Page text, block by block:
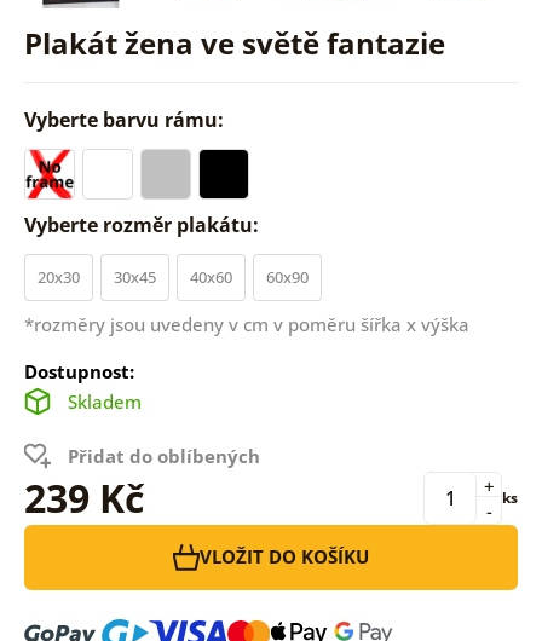
Plakát žena ve světě fantazie
Vyberte barvu rámu:
Vyberte rozměr plakátu:
20x30 30x45 40x60 60x90
*rozměry jsou uvedeny v cm v poměru šířka x výška
Dostupnost:
Skladem
Přidat do oblíbených
239 Kč -
+ ks
VLOŽIT DO KOŠÍKU